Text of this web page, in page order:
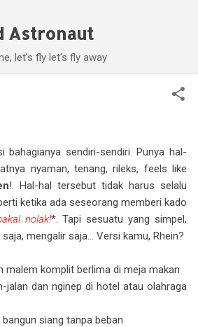
Astronaut
let's fly let's fly away
bahagianya sendiri-sendiri. Punya hal-
nyaman, tenang, rileks, feels like
!. Hal-hal tersebut tidak harus selalu
ketika ada seseorang memberi kado
nolak!*. Tapi sesuatu yang simpel,
mengalir saja... Versi kamu, Rhein?
malem komplit berlima di meja makan
jalan dan nginep di hotel atau olahraga
siang tanpa beban